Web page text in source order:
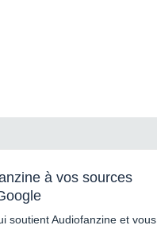
à vos sources
soutient Audiofanzine et vous